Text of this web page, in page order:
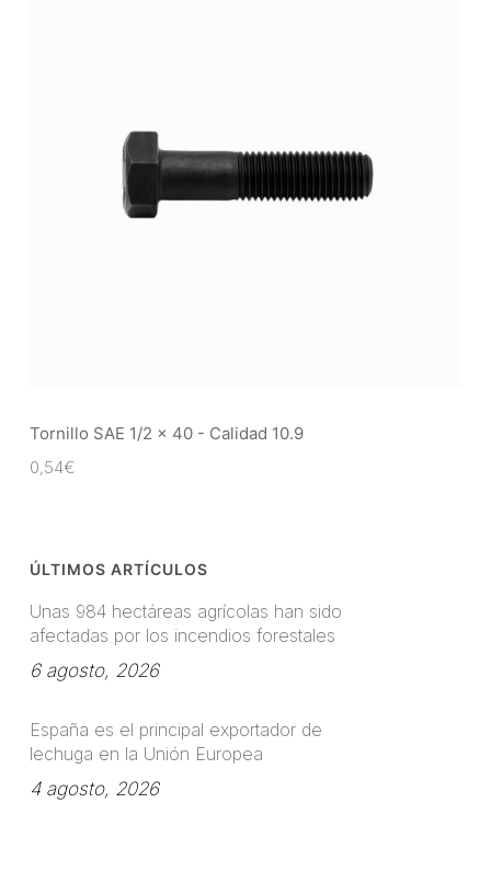
Tornillo SAE 1/2 x 40 - Calidad 10.9
0,54€
ÚLTIMOS ARTÍCULOS
Unas 984 hectáreas agrícolas han sido
afectadas por los incendios forestales
6 agosto, 2026
España es el principal exportador de
lechuga en la Unión Europea
4 agosto, 2026